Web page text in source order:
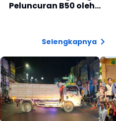
Peluncuran B50 oleh
Selengkapnya